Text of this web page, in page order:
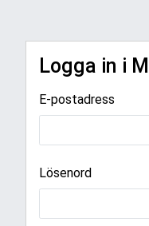
Logga in i
E-postadress
Lösenord